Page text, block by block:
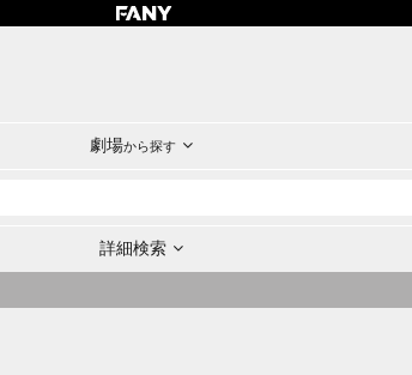
劇場から探す
詳細検索